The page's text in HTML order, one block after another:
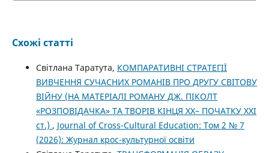
Схожі статті
Світлана Таратута, КОМПАРАТИВНІ СТРАТЕГІЇ
ВИВЧЕННЯ СУЧАСНИХ РОМАНІВ ПРО ДРУГУ СВІТОВУ
ВІЙНУ (НА МАТЕРІАЛІ РОМАНУ ДЖ. ПІКОЛТ
«РОЗПОВІДАЧКА» ТА ТВОРІВ КІНЦЯ ХХ– ПОЧАТКУ ХХІ
ст.) , Journal of Cross-Cultural Education: Том 2 № 7
(2026): Журнал крос-культурної освіти